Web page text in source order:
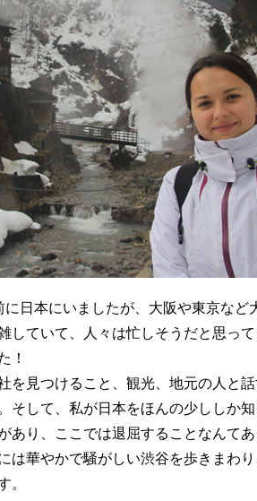
日本にいましたが、大阪や東京など
ていて、人々は忙しそうだと思って
！
を見つけること、観光、地元の人と
そして、私が日本をほんの少ししか
あり、ここでは退屈することなんて
は華やかで騒がしい渋谷を歩きまわ
。